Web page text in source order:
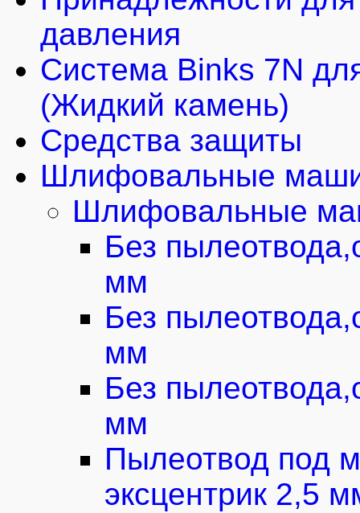
давления
Система Binks 7N
(Жидкий камень)
Средства защиты
Шлифовальные
Шлифовальные
Без
мм
Без
мм
Без
мм
Пылеотвод под
эксцентрик 2,5